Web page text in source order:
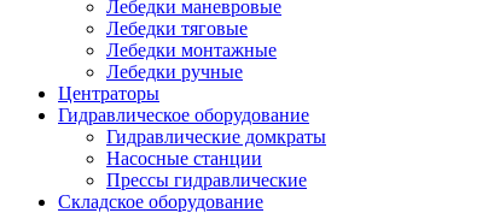
Лебедки маневровые
Лебедки тяговые
Лебедки монтажные
Лебедки ручные
Центраторы
Гидравлическое оборудование
Гидравлические домкраты
Насосные станции
Прессы гидравлические
Складское оборудование